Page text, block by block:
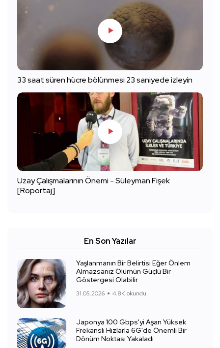
33 saat süren hücre bölünmesi 23 saniyede izleyin
Uzay Çalışmalarının Önemi - Süleyman Fişek
[Röportaj]
En Son Yazılar
Yaşlanmanın Bir Belirtisi Eğer Önlem
Almazsanız Ölümün Güçlü Bir
Göstergesi Olabilir
31.05.2026 4.8K okundu.
Japonya 100 Gbps'yi Aşan Yüksek
Frekanslı Hızlarla 6G'de Önemli Bir
Dönüm Noktası Yakaladı